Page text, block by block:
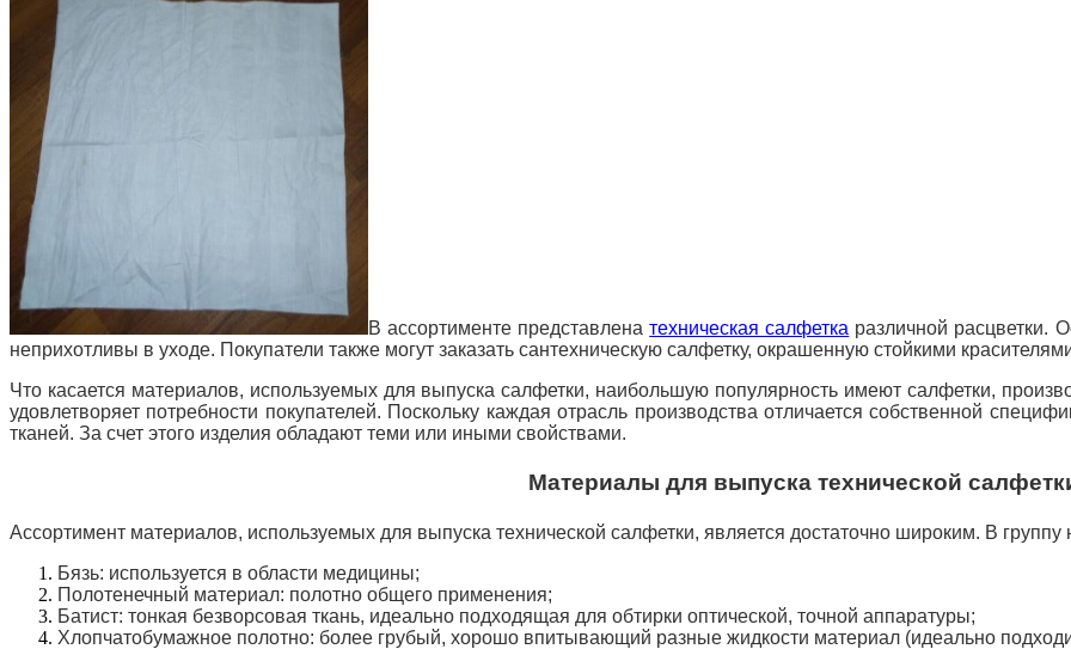
В ассортименте представленатехническая салфетка различной расцветки.
неприхотливы в уходе. Покупатели также могут заказать сантехническую салфетку, окрашенную стойкими
Что касается материалов, используемых для выпуска салфетки, наибольшую популярность имеют салфетки,
удовлетворяет потребности покупателей. Поскольку каждая отрасль производства отличается собственной
тканей. За счет этого изделия обладают теми или иными свойствами.
Материалы для выпуска технической
Ассортимент материалов, используемых для выпуска технической салфетки, является достаточно широким. В
Бязь: используется в области медицины;
Полотенечный материал: полотно общего применения;
Батист: тонкая безворсовая ткань, идеально подходящая для обтирки оптической, точной аппаратуры;
Хлопчатобумажное полотно: более грубый, хорошо впитывающий разные жидкости материал (идеально